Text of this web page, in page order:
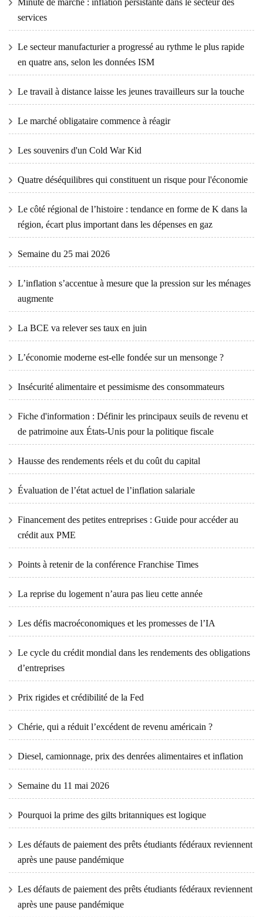
Minute de marché : inflation persistante dans le secteur des
services
Le secteur manufacturier a progressé au rythme le plus rapide
en quatre ans, selon les données ISM
Le travail à distance laisse les jeunes travailleurs sur la touche
Le marché obligataire commence à réagir
Les souvenirs d'un Cold War Kid
Quatre déséquilibres qui constituent un risque pour l'économie
Le côté régional de l’histoire : tendance en forme de K dans la
région, écart plus important dans les dépenses en gaz
Semaine du 25 mai 2026
L’inflation s’accentue à mesure que la pression sur les ménages
augmente
La BCE va relever ses taux en juin
L’économie moderne est-elle fondée sur un mensonge ?
Insécurité alimentaire et pessimisme des consommateurs
Fiche d'information : Définir les principaux seuils de revenu et
de patrimoine aux États-Unis pour la politique fiscale
Hausse des rendements réels et du coût du capital
Évaluation de l’état actuel de l’inflation salariale
Financement des petites entreprises : Guide pour accéder au
crédit aux PME
Points à retenir de la conférence Franchise Times
La reprise du logement n’aura pas lieu cette année
Les défis macroéconomiques et les promesses de l’IA
Le cycle du crédit mondial dans les rendements des obligations
d’entreprises
Prix ​​​​rigides et crédibilité de la Fed
Chérie, qui a réduit l’excédent de revenu américain ?
Diesel, camionnage, prix des denrées alimentaires et inflation
Semaine du 11 mai 2026
Pourquoi la prime des gilts britanniques est logique
Les défauts de paiement des prêts étudiants fédéraux reviennent
après une pause pandémique
Les défauts de paiement des prêts étudiants fédéraux reviennent
après une pause pandémique